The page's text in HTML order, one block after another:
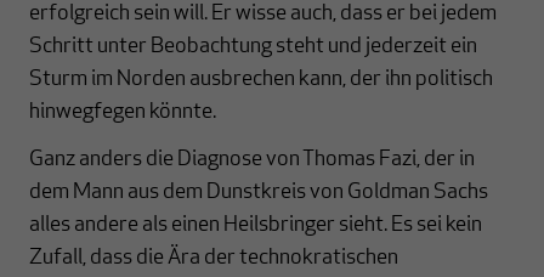
erfolgreich sein will. Er wisse auch, dass er bei jedem
Schritt unter Beobachtung steht und jederzeit ein
Sturm im Norden ausbrechen kann, der ihn politisch
hinwegfegen könnte.
Ganz anders die Diagnose von Thomas Fazi, der in
dem Mann aus dem Dunstkreis von Goldman Sachs
alles andere als einen Heilsbringer sieht. Es sei kein
Zufall, dass die Ära der technokratischen